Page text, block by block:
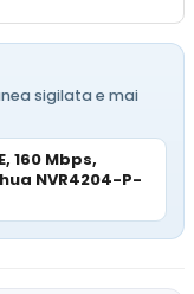
sigilata e mai
160 Mbps,
NVR4204-P-